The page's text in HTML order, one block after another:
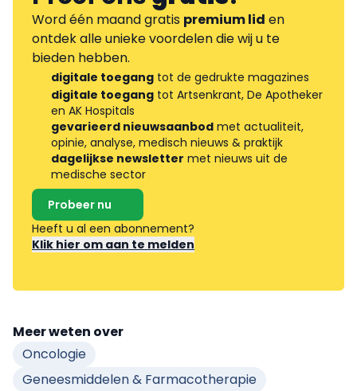
Word één maand gratis premium lid en
ontdek alle unieke voordelen die wij u te
bieden hebben.
digitale toegang tot de gedrukte magazines
digitale toegang tot Artsenkrant, De Apotheker
en AK Hospitals
gevarieerd nieuwsaanbod met actualiteit,
opinie, analyse, medisch nieuws & praktijk
dagelijkse newsletter met nieuws uit de
medische sector
Probeer nu
Heeft u al een abonnement?
Klik hier om aan te melden
Meer weten over
Oncologie
Geneesmiddelen & Farmacotherapie